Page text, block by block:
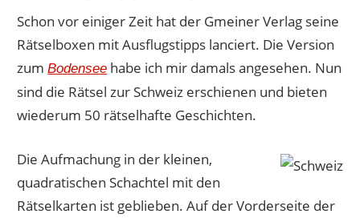
Schon vor einiger Zeit hat der Gmeiner Verlag seine
Rätselboxen mit Ausflugstipps lanciert. Die Version
zumBodensee habe ich mir damals angesehen. Nun
sind die Rätsel zur Schweiz erschienen und bieten
wiederum 50 rätselhafte Geschichten.
Die Aufmachung in der kleinen,
quadratischen Schachtel mit den
Rätselkarten ist geblieben. Auf der Vorderseite der